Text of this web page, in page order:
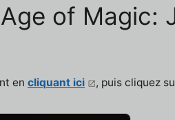
of Magic:
en cliquant ici , puis cliquez